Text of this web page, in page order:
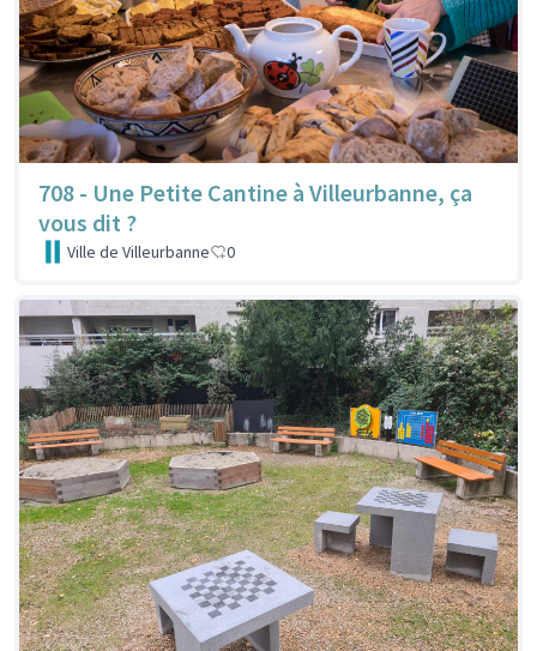
708 - Une Petite Cantine à Villeurbanne, ça
vous dit ?
Ville de Villeurbanne 0